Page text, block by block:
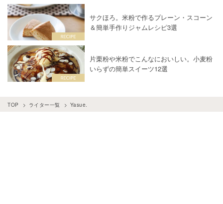
サクほろ。米粉で作るプレーン・スコーン
＆簡単手作りジャムレシピ3選
片栗粉や米粉でこんなにおいしい。小麦粉
いらずの簡単スイーツ12選
TOP ライター一覧 Yasue.